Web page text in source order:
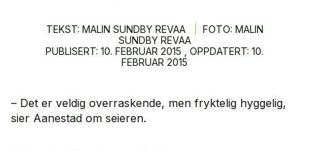
TEKST: MALIN SUNDBY REVAA
FOTO: MALIN
SUNDBY REVAA
PUBLISERT: 10. FEBRUAR 2015 , OPPDATERT: 10.
FEBRUAR 2015
– Det er veldig overraskende, men fryktelig hyggelig,
sier Aanestad om seieren.